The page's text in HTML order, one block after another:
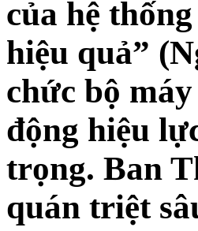
của hệ
hiệu quả”
chức bộ
động hiệu
trọng. Ban
quán triệt